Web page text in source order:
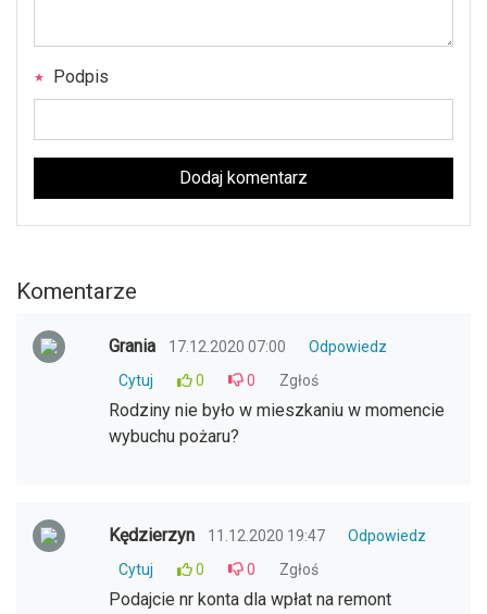
Podpis
Dodaj komentarz
Komentarze
Grania 17.12.2020 07:00
Odpowiedz
Cytuj
0 0 Zgłoś
Rodziny nie było w mieszkaniu w momencie
wybuchu pożaru?
Kędzierzyn 11.12.2020 19:47
Odpowiedz
Cytuj
0 0 Zgłoś
Podajcie nr konta dla wpłat na remont